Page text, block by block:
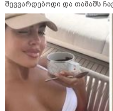
შევვარდებოდი და თამაშს